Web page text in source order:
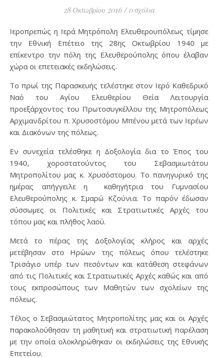
28 Οκτωβρίου 2016 / 0 σχόλια
Ιεροπρεπώς η Ιερά Μητρόπολη Ελευθερουπόλεως τίμησε
την Εθνική Επέτειο της 28ης Οκτωβρίου 1940 με
επίκεντρο την πόλη της Ελευθερούπολης όπου έλαβαν
χώρα οι επετειακές εκδηλώσεις.
Το πρωί της Παρασκευής τελέστηκε στον Ιερό Καθεδρικό
Ναό του Αγίου Ελευθερίου Θεία Λειτουργία
προεξάρχοντος του Πρωτοσυγκέλλου της Μητροπόλεως
Αρχιμανδρίτου π. Χρυσοστόμου Μπένου μετά των Ιερέων
και Διακόνων της πόλεως.
Εν συνεχεία τελέσθηκε η Δοξολογία δια το Έπος του
1940, χοροστατούντος του Σεβασμιωτάτου
Μητροπολίτου μας κ. Χρυσόστομου. Το πανηγυρικό της
ημέρας απήγγειλε η καθηγήτρια του Γυμνασίου
Ελευθερούπολης κ. Σμαρώ Κζούνια. Το παρόν έδωσαν
σύσσωμες οι Πολιτικές και Στρατιωτικές Αρχές του
τόπου μας και πλήθος λαού.
Μετά το πέρας της Δοξολογίας κλήρος και αρχές
μετέβησαν στο Ηρώων της πόλεως όπου τελέστηκε
Τρισάγιο υπέρ των πεσόντων και κατάθεση στεφάνων
από τις Πολιτικές και Στρατιωτικές Αρχές καθώς και από
τους εκπροσώπους των Μαθητών των σχολείων της
πόλεως.
Τέλος ο Σεβασμιώτατος Μητροπολίτης μας και οι Αρχές
παρακολούθησαν τη μαθητική και στρατιωτική παρέλαση
με την οποία ολοκληρώθηκαν οι εκδηλώσεις της Εθνικής
Επετείου.